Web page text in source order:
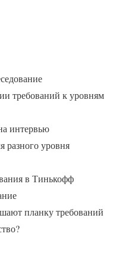
требований к уровням
интервью
разного уровня
в Тинькофф
планку требований